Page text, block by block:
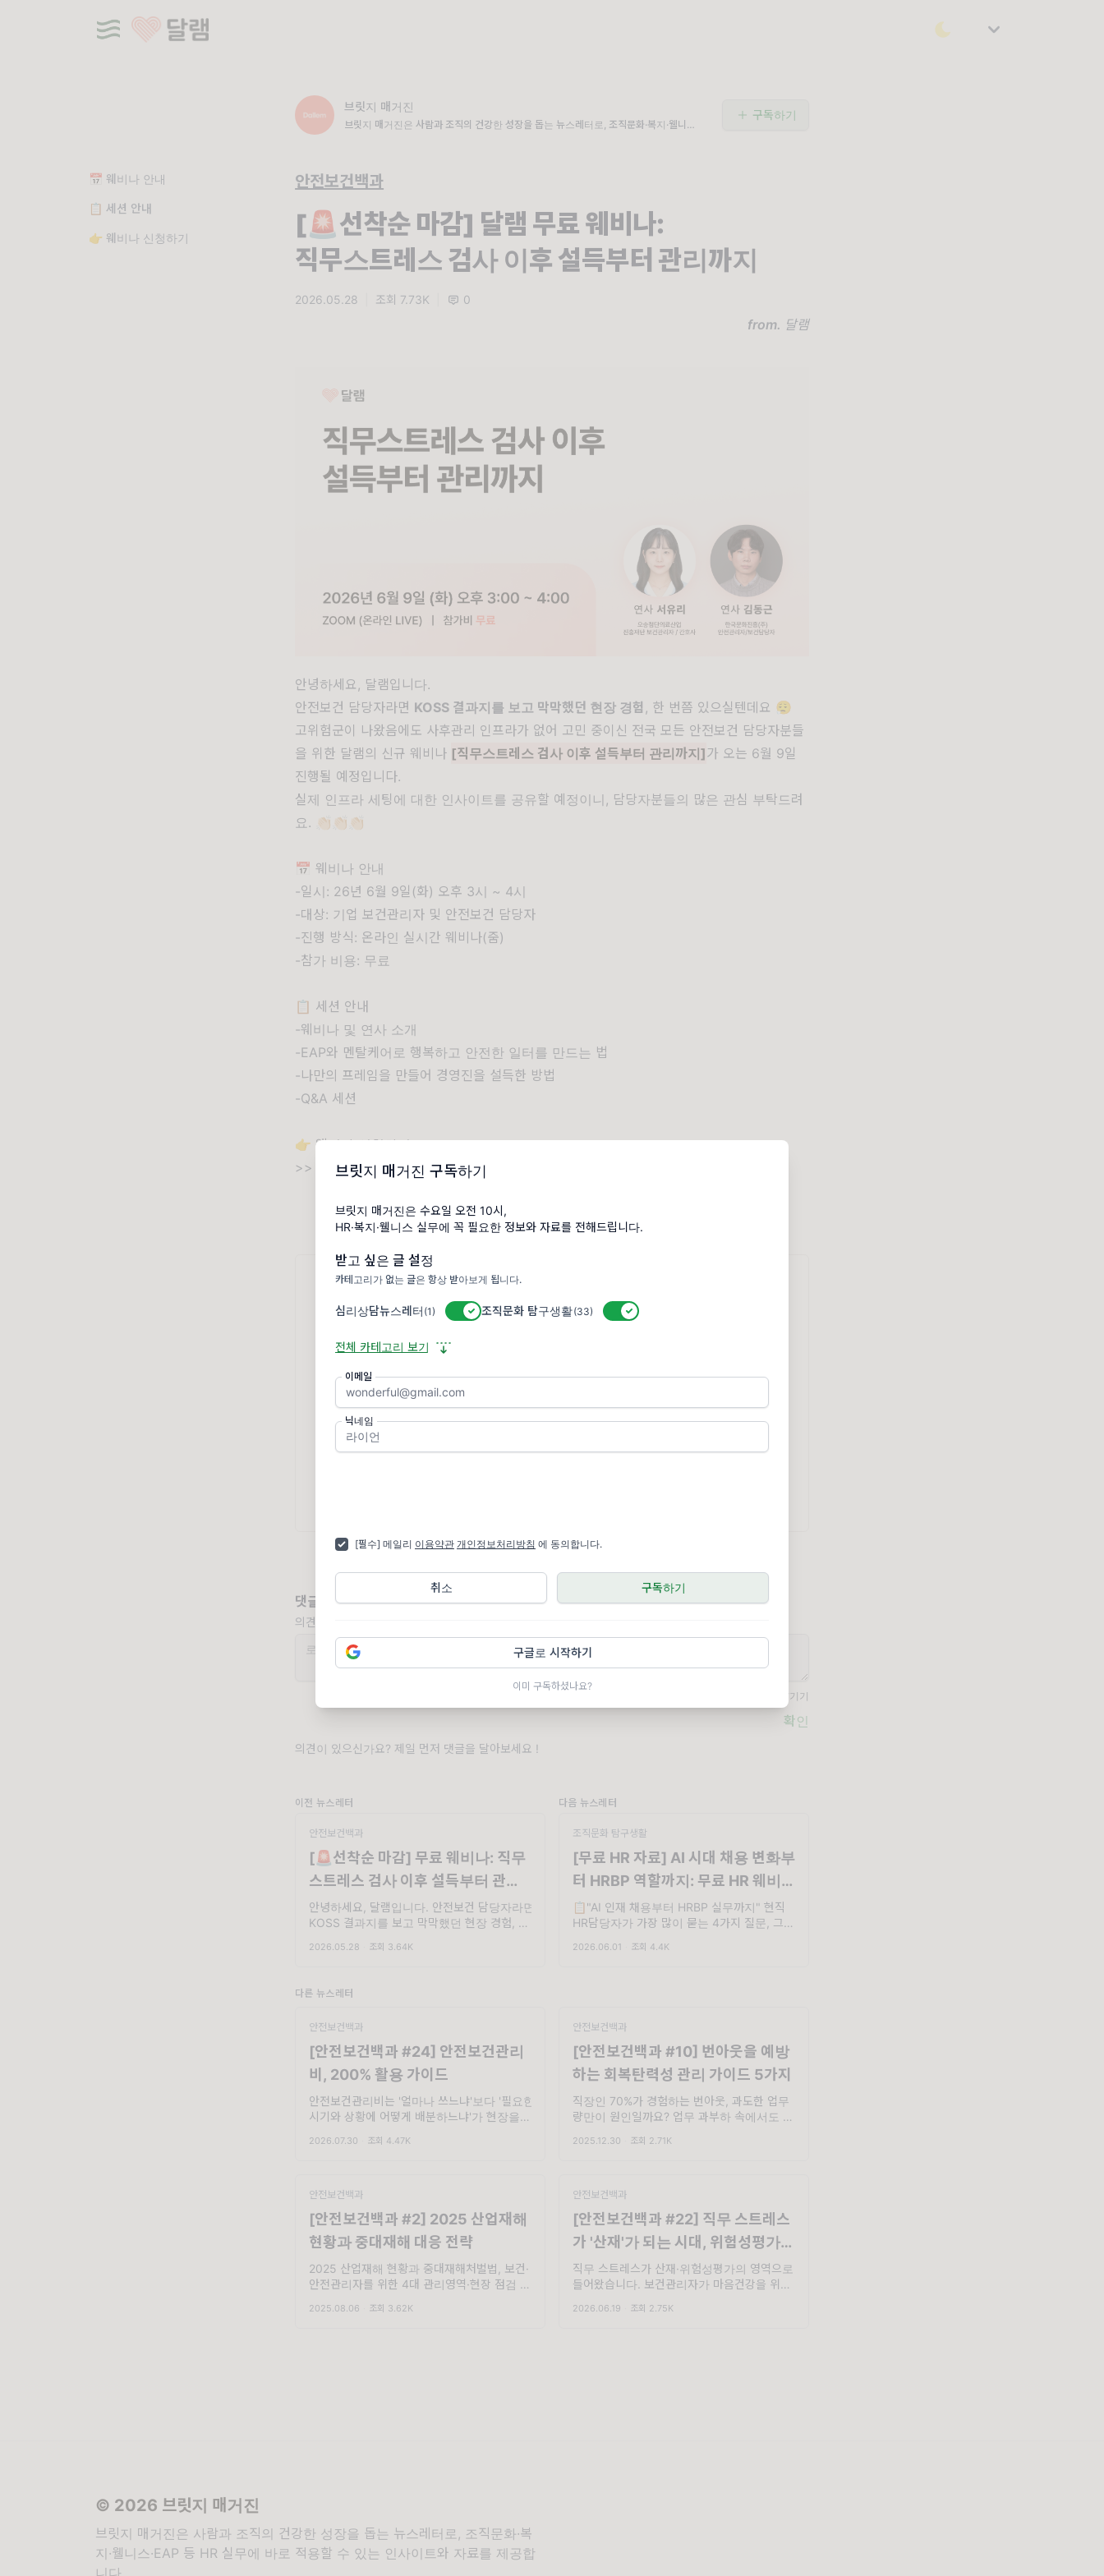
브릿지 매거진 구독하기
브릿지 매거진은 수요일 오전 10시,
HR·복지·웰니스 실무에 꼭 필요한 정보와 자료를 전해드립니다.
받고 싶은 글 설정
카테고리가 없는 글은 항상 받아보게 됩니다.
심리상담뉴스레터 (1) 활성/비활성 스위치
조직문화 탐구생활 (33) 활성/비활성 스위치
전체 카테고리 보기
이메일
닉네임
[필수] 메일리 이용약관 개인정보처리방침 에 동의합니다.
구독하기
취소
구글로 시작하기
이미 구독하셨나요?
📅 웨비나 안내
📋 세션 안내
👉 웨비나 신청하기
브릿지 매거진
브릿지 매거진은 사람과 조직의 건강한 성장을 돕는 뉴스레터로, 조직문화·복지·웰니스·E
구독하기
안전보건백과
[🚨선착순 마감] 달램 무료 웨비나:
직무스트레스 검사 이후 설득부터 관리까지
2026.05.28 조회 7.73K 0
from. 달램
안녕하세요, 달램입니다.
안전보건 담당자라면 KOSS 결과지를 보고 막막했던 현장 경험 , 한 번쯤 있으실텐데요 😮‍💨
고위험군이 나왔음에도 사후관리 인프라가 없어 고민 중이신 전국 모든 안전보건 담당자분들
을 위한 달램의 신규 웨비나 [직무스트레스 검사 이후 설득부터 관리까지]가 오는 6월 9일
진행될 예정입니다.
실제 인프라 세팅에 대한 인사이트를 공유할 예정이니, 담당자분들의 많은 관심 부탁드려
요. 👏🏻👏🏻👏🏻
📅 웨비나 안내
-일시: 26년 6월 9일(화) 오후 3시 ~ 4시
-대상: 기업 보건관리자 및 안전보건 담당자
-진행 방식: 온라인 실시간 웨비나(줌)
-참가 비용: 무료
📋 세션 안내
-웨비나 및 연사 소개
-EAP와 멘탈케어로 행복하고 안전한 일터를 만드는 법
-나만의 프레임을 만들어 경영진을 설득한 방법
-Q&A 세션
👉 웨비나 신청하기
>>
https://event-us.kr/m/126732/54749
다가올 뉴스레터가 궁금하신가요?
닉네임
이메일
댓글
의견을 남겨주세요
비공개로 댓글 남기기
확인
의견이 있으신가요? 제일 먼저 댓글을 달아보세요 !
이전 뉴스레터
안전보건백과
[🚨선착순 마감] 무료 웨비나: 직무
스트레스 검사 이후 설득부터 관리
까지
안녕하세요, 달램입니다. 안전보건 담당자라면
KOSS 결과지를 보고 막막했던 현장 경험, 한
사후관리 인프라가 없어 고민 중이신 전국
2026.05.28 조회 3.64K
다음 뉴스레터
조직문화 탐구생활
[무료 HR 자료] AI 시대 채용 변화부
터 HRBP 역할까지: 무료 HR 웨비나
패키지에서 해답을 찾아보세요!
📋"AI 인재 채용부터 HRBP 실무까지" 현직
HR담당자가 가장 많이 묻는 4가지 질문, 그 해
채용·육성·조직 운영 현장에서 바로 쓸
2026.06.01 조회 4.4K
다른 뉴스레터
안전보건백과
[안전보건백과 #24] 안전보건관리
비, 200% 활용 가이드
안전보건관리비는 '얼마나 쓰느냐'보다 '필요한
시기와 상황에 어떻게 배분하느냐'가 현장을
수 있는 예산을 어떻게 쓰면 좋을까요?. "안전
2026.07.30 조회 4.47K
안전보건백과
[안전보건백과 #10] 번아웃을 예방
하는 회복탄력성 관리 가이드 5가지
직장인 70%가 경험하는 번아웃, 과도한 업무
량만이 원인일까요? 업무 과부하 속에서도 무
방법 5가지를 소개합니다. . 안녕하세요, 달램
2025.12.30 조회 2.71K
안전보건백과
[안전보건백과 #2] 2025 산업재해
현황과 중대재해 대응 전략
2025 산업재해 현황과 중대재해처벌법, 보건·
안전관리자를 위한 4대 관리영역·현장 점검 체
확인하세요.. 안녕하세요, 달램입니다. ☺️ 최근
2025.08.06 조회 3.62K
안전보건백과
[안전보건백과 #22] 직무 스트레스
가 '산재'가 되는 시대, 위험성평가에
마음건강 넣는 법 5가지
직무 스트레스가 산재·위험성평가의 영역으로
들어왔습니다. 보건관리자가 마음건강을 위험
검표까지 한 번에 정리했습니다.. 현장에 무슨
2026.06.19 조회 2.75K
© 2026 브릿지 매거진
브릿지 매거진은 사람과 조직의 건강한 성장을 돕는 뉴스레터로, 조직문화·복
지·웰니스·EAP 등 HR 실무에 바로 적용할 수 있는 인사이트와 자료를 제공합